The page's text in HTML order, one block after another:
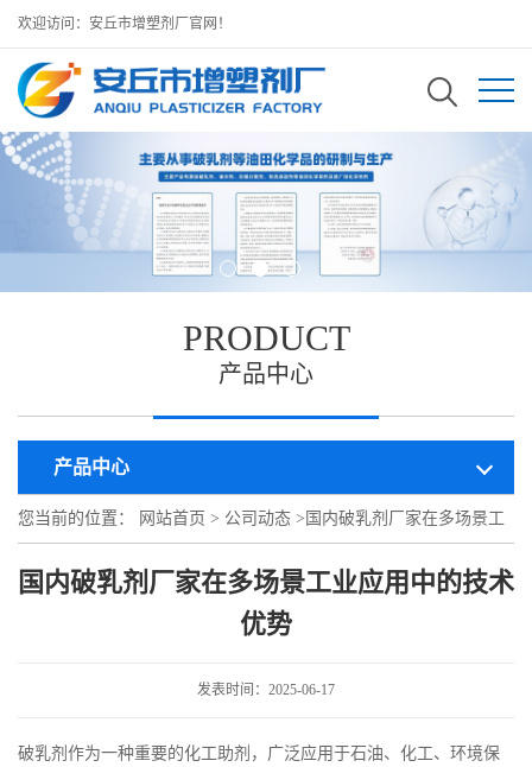
欢迎访问：安丘市增塑剂厂官网！
PRODUCT
产品中心
产品中心
您当前的位置： 网站首页 > 公司动态 > 国内破乳剂厂家在多场景工
业应用中的技术优势
国内破乳剂厂家在多场景工业应用中的技术
优势
发表时间：2025-06-17
破乳剂作为一种重要的化工助剂，广泛应用于石油、化工、环境保